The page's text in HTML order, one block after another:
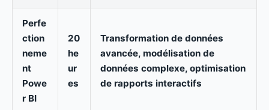
Perfe
ction
neme
nt
Powe
r BI
20
he
ur
es
Transformation de données
avancée, modélisation de
données complexe, optimisation
de rapports interactifs